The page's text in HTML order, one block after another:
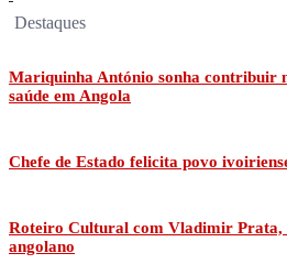
Destaques
Mariquinha António sonha contribuir
saúde em Angola
Chefe de Estado felicita povo
Roteiro Cultural com Vladimir Prata,
angolano